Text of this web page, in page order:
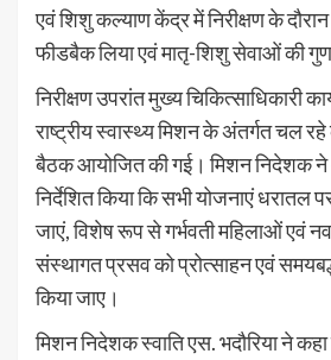
एवं शिशु कल्याण केंद्र में निरीक्षण के
फीडबैक लिया एवं मातृ-शिशु सेवाओं की
निरीक्षण उपरांत मुख्य चिकित्साधिकारी
राष्ट्रीय स्वास्थ्य मिशन के अंतर्गत चल रहे
बैठक आयोजित की गई। मिशन निदेशक ने
निर्देशित किया कि सभी योजनाएं धरातल
जाएं, विशेष रूप से गर्भवती महिलाओं एवं
संस्थागत प्रसव को प्रोत्साहन एवं
किया जाए।
मिशन निदेशक स्वाति एस. भदौरिया ने